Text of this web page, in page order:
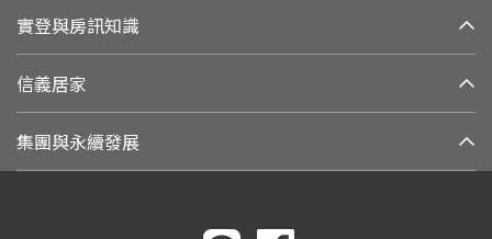
實登與房訊知識
信義居家
集團與永續發展